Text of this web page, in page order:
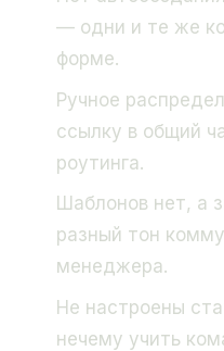
— одни и те же
форме.
Ручное
ссылку в общий
роутинга.
Шаблонов нет, а
разный тон
менеджера.
Не настроены
нечему учить